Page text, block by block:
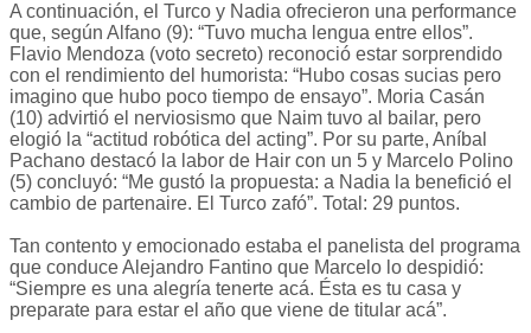
A continuación, el Turco y Nadia ofrecieron una performance
que, según Alfano (9): “Tuvo mucha lengua entre ellos”.
Flavio Mendoza (voto secreto) reconoció estar sorprendido
con el rendimiento del humorista: “Hubo cosas sucias pero
imagino que hubo poco tiempo de ensayo”. Moria Casán
(10) advirtió el nerviosismo que Naim tuvo al bailar, pero
elogió la “actitud robótica del acting”. Por su parte, Aníbal
Pachano destacó la labor de Hair con un 5 y Marcelo Polino
(5) concluyó: “Me gustó la propuesta: a Nadia la benefició el
cambio de partenaire. El Turco zafó”. Total: 29 puntos.
Tan contento y emocionado estaba el panelista del programa
que conduce Alejandro Fantino que Marcelo lo despidió:
“Siempre es una alegría tenerte acá. Ésta es tu casa y
preparate para estar el año que viene de titular acá”.